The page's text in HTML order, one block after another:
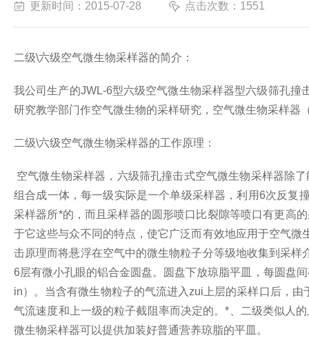
更新时间：2015-07-28 点击次数：1551
二级\六级空气微生物采样器的简介：
我公司生产的JWL-6型六级空气微生物采样器型六级筛孔
研究教学部门作空气微生物的采样研究，空气微生物采样
二级\六级空气微生物采样器的工作原理：
空气微生物采样器，六级筛孔撞击式空气微生物采样器除
组合成一体，每一级实际是一个单级采样器，利用6次反复
采样器所*的，而且采样器的圆形喷口比裂隙等喷口有更高
于它这些与众不同的特点，使它广泛而有效地应用于空气
击原理而将悬浮在空气中的微生物粒子分等级地收集到采
6层有微小孔眼的铝合金圆盘。圆盘下放琼脂平皿，每圆盘
in）。当含有微生物粒子的气流进入zui上层的采样口后，
气流速度和上一级的粒子截阻率而决定的。*、二级类似人
微生物采样器可以提供加装好普通营养琼脂的平皿。